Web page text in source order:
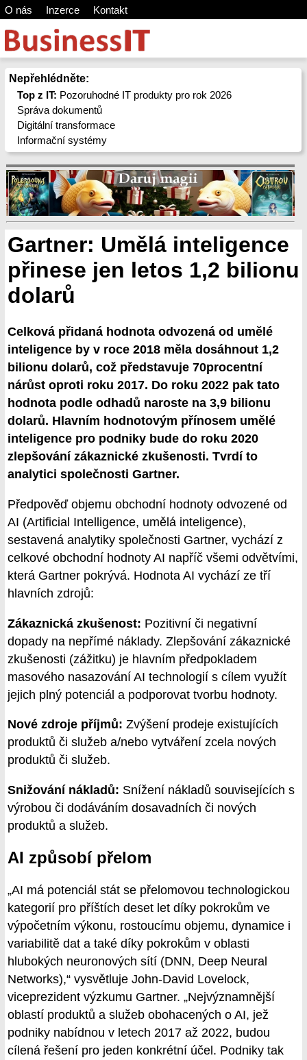
O nás Inzerce Kontakt
Nepřehlédněte:
Top z IT: Pozoruhodné IT produkty pro rok 2026
Správa dokumentů
Digitální transformace
Informační systémy
Gartner: Umělá inteligence
přinese jen letos 1,2 bilionu
dolarů
Celková přidaná hodnota odvozená od umělé
inteligence by v roce 2018 měla dosáhnout 1,2
bilionu dolarů, což představuje 70procentní
nárůst oproti roku 2017. Do roku 2022 pak tato
hodnota podle odhadů naroste na 3,9 bilionu
dolarů. Hlavním hodnotovým přínosem umělé
inteligence pro podniky bude do roku 2020
zlepšování zákaznické zkušenosti. Tvrdí to
analytici společnosti Gartner.
Předpověď objemu obchodní hodnoty odvozené od
AI (Artificial Intelligence, umělá inteligence),
sestavená analytiky společnosti Gartner, vychází z
celkové obchodní hodnoty AI napříč všemi odvětvími,
která Gartner pokrývá. Hodnota AI vychází ze tří
hlavních zdrojů:
Zákaznická zkušenost: Pozitivní či negativní
dopady na nepřímé náklady. Zlepšování zákaznické
zkušenosti (zážitku) je hlavním předpokladem
masového nasazování AI technologií s cílem využít
jejich plný potenciál a podporovat tvorbu hodnoty.
Nové zdroje příjmů: Zvýšení prodeje existujících
produktů či služeb a/nebo vytváření zcela nových
produktů či služeb.
Snižování nákladů: Snížení nákladů souvisejících s
výrobou či dodáváním dosavadních či nových
produktů a služeb.
AI způsobí přelom
„AI má potenciál stát se přelomovou technologickou
kategorií pro příštích deset let díky pokrokům ve
výpočetním výkonu, rostoucímu objemu, dynamice i
variabilitě dat a také díky pokrokům v oblasti
hlubokých neuronových sítí (DNN, Deep Neural
Networks),“ vysvětluje John-David Lovelock,
viceprezident výzkumu Gartner. „Nejvýznamnější
oblastí produktů a služeb obohacených o AI, jež
podniky nabídnou v letech 2017 až 2022, budou
cílená řešení pro jeden konkrétní účel. Podniky tak